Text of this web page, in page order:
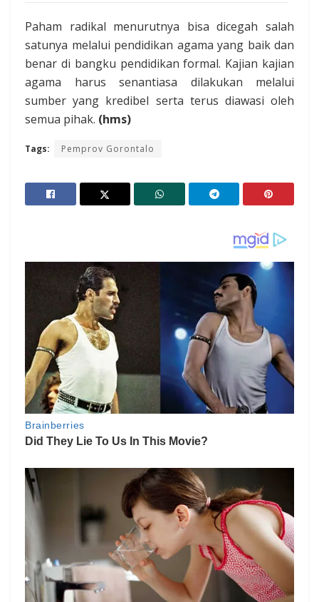
Paham radikal menurutnya bisa dicegah salah
satunya melalui pendidikan agama yang baik dan
benar di bangku pendidikan formal. Kajian kajian
agama harus senantiasa dilakukan melalui
sumber yang kredibel serta terus diawasi oleh
semua pihak. (hms)
Tags: Pemprov Gorontalo